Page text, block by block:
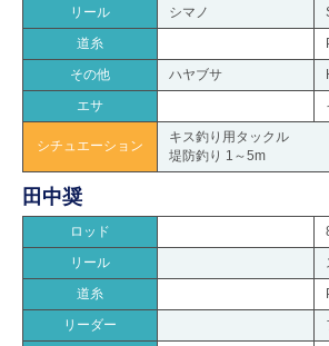
リール
シマノ
道糸
その他
ハヤブサ
エサ
シチュエーション
キス釣り用タックル
堤防釣り 1～5m
田中奨
ロッド
リール
道糸
リーダー